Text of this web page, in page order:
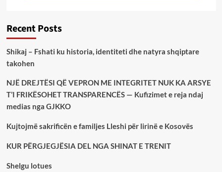
Recent Posts
Shikaj – Fshati ku historia, identiteti dhe natyra shqiptare
takohen
NJË DREJTËSI QË VEPRON ME INTEGRITET NUK KA ARSYE
T’I FRIKËSOHET TRANSPARENCËS — Kufizimet e reja ndaj
medias nga GJKKO
Kujtojmë sakrificën e familjes Lleshi për lirinë e Kosovës
KUR PËRGJEGJËSIA DEL NGA SHINAT E TRENIT
Shelgu lotues